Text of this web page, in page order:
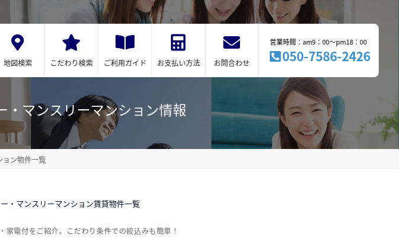
地図検索 こだわり検索 ご利用ガイド お支払い方法 お問合わせ
営業時間：am9：00～pm18：00
050-7586-2426
マンスリーマンション情報
ョン物件一覧
・マンスリーマンション賃貸物件一覧
電付をご紹介。こだわり条件での絞込みも簡単！